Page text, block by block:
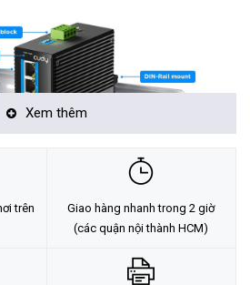
PoE Cudy IG1008P
Xem thêm
trên
Giao hàng nhanh trong 2 giờ
(các quận nội thành HCM)